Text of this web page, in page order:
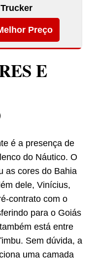
Trucker
Preço
E
é a presença de
do Náutico. O
as cores do Bahia
dele, Vinícius,
contrato com o
para o Goiás
está entre
Sem dúvida, a
uma camada